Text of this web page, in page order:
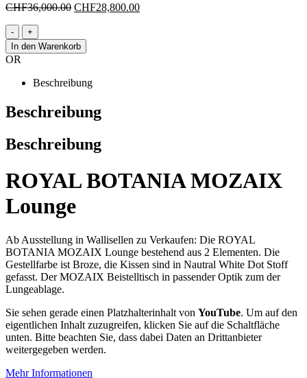
CHF36,000.00 Ursprünglicher
CHF36,000.00
CHF28,800.00Aktueller
-
+
In den Warenkorb
OR
Beschreibung
Beschreibung
Beschreibung
ROYAL BOTANIA MOZAIX
Lounge
Ab Ausstellung in Wallisellen zu Verkaufen: Die ROYAL
BOTANIA MOZAIX Lounge bestehend aus 2 Elementen. Die
Gestellfarbe ist Broze, die Kissen sind in Nautral White Dot Stoff
gefasst. Der MOZAIX Beistelltisch in passender Optik zum der
Lungeablage.
Sie sehen gerade einen Platzhalterinhalt von YouTube. Um auf den
eigentlichen Inhalt zuzugreifen, klicken Sie auf die Schaltfläche
unten. Bitte beachten Sie, dass dabei Daten an Drittanbieter
weitergegeben werden.
Mehr Informationen